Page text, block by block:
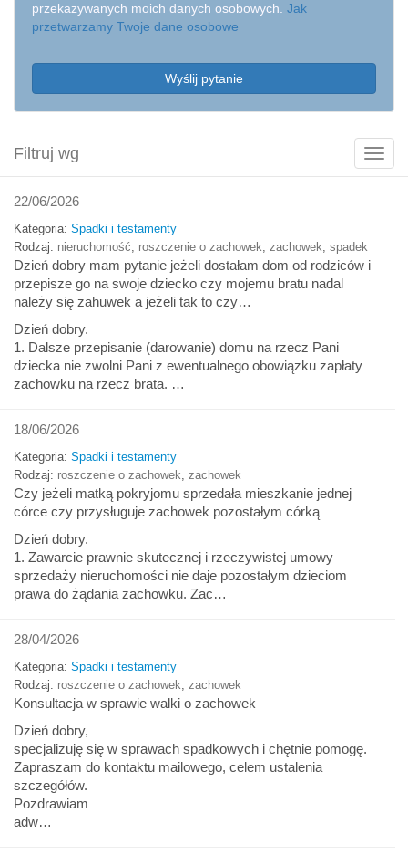
Pokaż
filtry
Filtruj wg
przekazywanych moich danych osobowych. Jak
przetwarzamy Twoje dane osobowe
Wyślij pytanie
22/06/2026
Kategoria: Spadki i testamenty
Rodzaj: nieruchomość roszczenie o zachowek zachowek spadek
Dzień dobry mam pytanie jeżeli dostałam dom od rodziców i
przepisze go na swoje dziecko czy mojemu bratu nadal
należy się zahuwek a jeżeli tak to czy…
Dzień dobry.
1. Dalsze przepisanie (darowanie) domu na rzecz Pani
dziecka nie zwolni Pani z ewentualnego obowiązku zapłaty
zachowku na rzecz brata. …
18/06/2026
Kategoria: Spadki i testamenty
Rodzaj: roszczenie o zachowek zachowek
Czy jeżeli matką pokryjomu sprzedała mieszkanie jednej
córce czy przysługuje zachowek pozostałym córką
Dzień dobry.
1. Zawarcie prawnie skutecznej i rzeczywistej umowy
sprzedaży nieruchomości nie daje pozostałym dzieciom
prawa do żądania zachowku. Zac…
28/04/2026
Kategoria: Spadki i testamenty
Rodzaj: roszczenie o zachowek zachowek
Konsultacja w sprawie walki o zachowek
Dzień dobry,
specjalizuję się w sprawach spadkowych i chętnie pomogę.
Zapraszam do kontaktu mailowego, celem ustalenia
szczegółów.
Pozdrawiam
adw…